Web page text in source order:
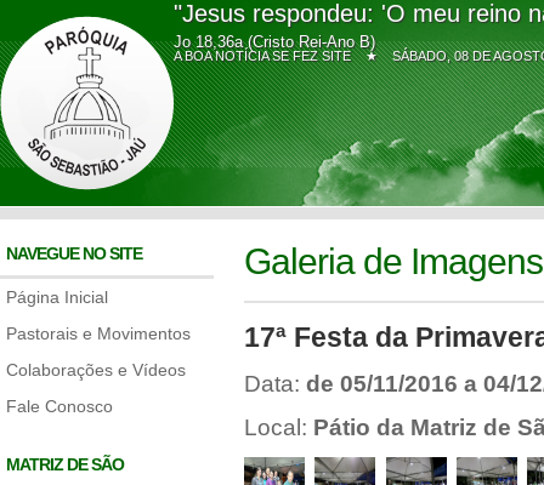
"Jesus respondeu: 'O meu reino
Jo 18,36a (Cristo Rei-Ano B)
A BOA NOTÍCIA SE FEZ SITE ★SÁBADO, 08 DE
NAVEGUE NO SITE
Página Inicial
Pastorais e Movimentos
Colaborações e Vídeos
Fale Conosco
MATRIZ DE SÃO
Galeria de Imagens
17ª Festa da
Data: de 05/11/2016 a 04/
Local: Pátio da Matriz de